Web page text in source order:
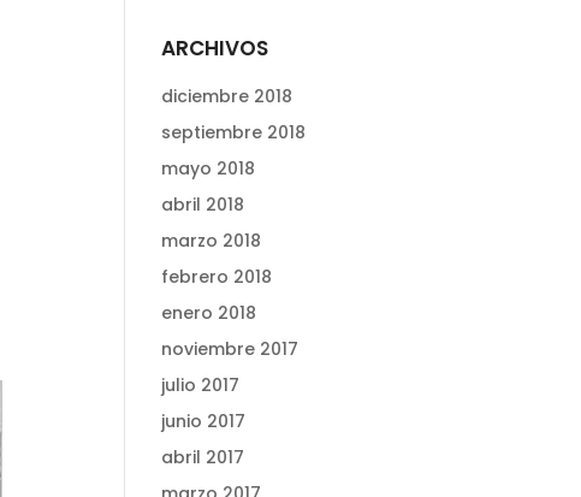
ARCHIVOS
diciembre 2018
septiembre 2018
mayo 2018
abril 2018
marzo 2018
febrero 2018
enero 2018
noviembre 2017
julio 2017
junio 2017
abril 2017